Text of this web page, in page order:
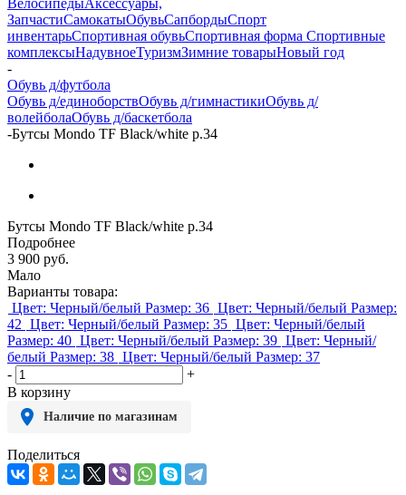
ЗапчастиСамокатыОбувьСапбордыСпорт
инвентарьСпортивная обувьСпортивная форма Спортивные
комплексыНадувноеТуризмЗимние товарыНовый год
-
Обувь д/футбола
Обувь д/единоборствОбувь д/гимнастикиОбувь д/
волейболаОбувь д/баскетбола
-Бутсы Mondo TF Black/white р.34
Бутсы Mondo TF Black/white р.34
Подробнее
3 900 руб.
Мало
Варианты товара:
Цвет: Черный/белый Размер: 36 Цвет: Черный/белый Размер:
42 Цвет: Черный/белый Размер: 35 Цвет: Черный/белый
Размер: 40 Цвет: Черный/белый Размер: 39 Цвет: Черный/
белый Размер: 38 Цвет: Черный/белый Размер: 37
-
+
В корзину
Наличие по магазинам
Поделиться